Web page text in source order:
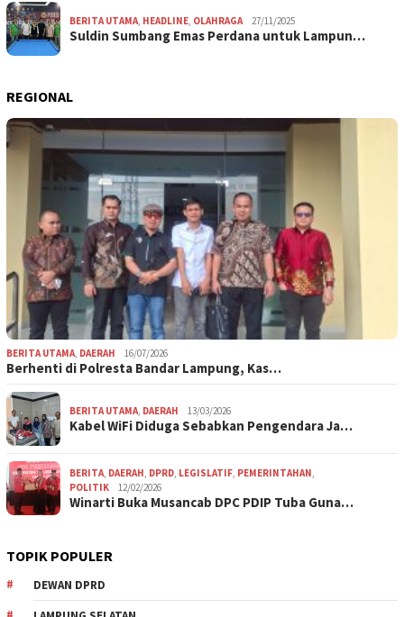
BERITA UTAMA, HEADLINE, OLAHRAGA 27/11/2025
Suldin Sumbang Emas Perdana untuk Lampun…
REGIONAL
BERITA UTAMA, DAERAH 16/07/2026
Berhenti di Polresta Bandar Lampung, Kas…
BERITA UTAMA, DAERAH 13/03/2026
Kabel WiFi Diduga Sebabkan Pengendara Ja…
BERITA, DAERAH, DPRD, LEGISLATIF, PEMERINTAHAN,
POLITIK
12/02/2026
Winarti Buka Musancab DPC PDIP Tuba Guna…
TOPIK POPULER
DEWAN DPRD